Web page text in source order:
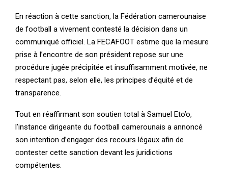
En réaction à cette sanction, la Fédération camerounaise
de football a vivement contesté la décision dans un
communiqué officiel. La FECAFOOT estime que la mesure
prise à l’encontre de son président repose sur une
procédure jugée précipitée et insuffisamment motivée, ne
respectant pas, selon elle, les principes d’équité et de
transparence.
Tout en réaffirmant son soutien total à Samuel Eto’o,
l’instance dirigeante du football camerounais a annoncé
son intention d’engager des recours légaux afin de
contester cette sanction devant les juridictions
compétentes.